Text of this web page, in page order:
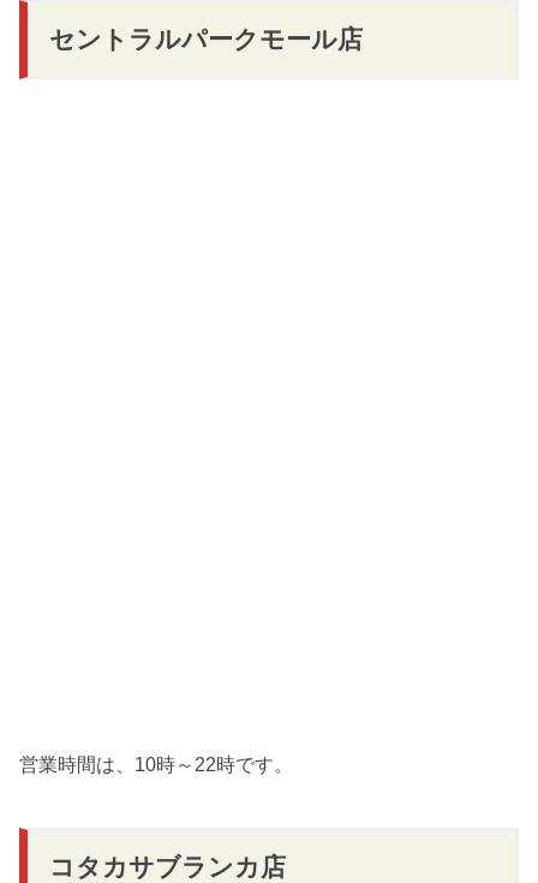
セントラルパークモール店
営業時間は、10時～22時です。
コタカサブランカ店